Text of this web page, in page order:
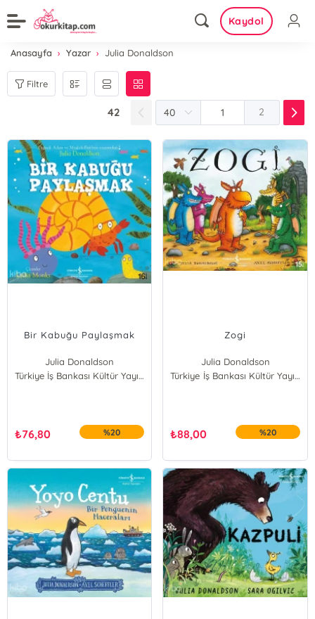
Kaydol
Anasayfa Yazar Julia Donaldson
Filtre
42 2
Bir Kabuğu Paylaşmak
Julia Donaldson
Türkiye İş Bankası Kültür Yayınları
₺76,80 %20
Zogi
Julia Donaldson
Türkiye İş Bankası Kültür Yayınları
₺88,00 %20